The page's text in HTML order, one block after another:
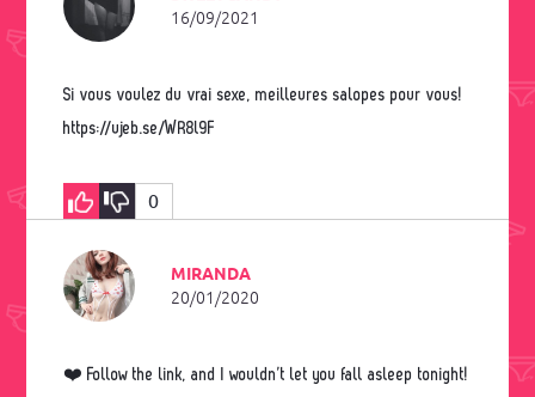
16/09/2021
Si vous voulez du vrai sexe, meilleures salopes pour vous!
https://ujeb.se/WR8l9F
0
MIRANDA
20/01/2020
❤️ Follow the link, and I wouldn’t let you fall asleep tonight!